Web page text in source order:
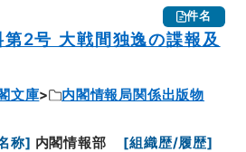
件名
2号 大戦間独逸の諜報及
文庫
内閣情報局関係出版物
称] 内閣情報部 [組織歴/履歴]